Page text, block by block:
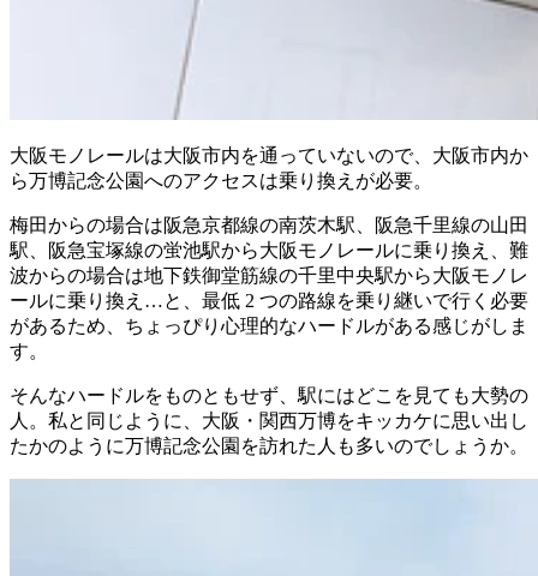
大阪モノレールは大阪市内を通っていないので、大阪市内か
ら万博記念公園へのアクセスは乗り換えが必要。
梅田からの場合は阪急京都線の南茨木駅、阪急千里線の山田
駅、阪急宝塚線の蛍池駅から大阪モノレールに乗り換え、難
波からの場合は地下鉄御堂筋線の千里中央駅から大阪モノレ
ールに乗り換え…と、最低 2 つの路線を乗り継いで行く必要
があるため、ちょっぴり心理的なハードルがある感じがしま
す。
そんなハードルをものともせず、駅にはどこを見ても大勢の
人。私と同じように、大阪・関西万博をキッカケに思い出し
たかのように万博記念公園を訪れた人も多いのでしょうか。